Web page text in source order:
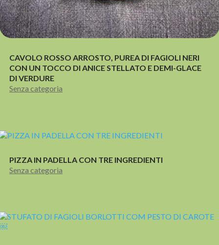
CAVOLO ROSSO ARROSTO, PUREA DI FAGIOLI NERI
CON UN TOCCO DI ANICE STELLATO E DEMI-GLACE
DI VERDURE
Senza categoria
PIZZA IN PADELLA CON TRE INGREDIENTI
Senza categoria